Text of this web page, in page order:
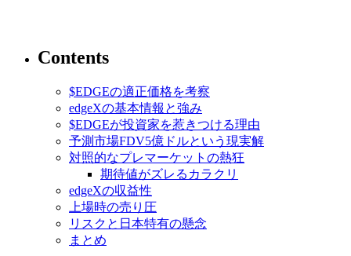
Contents
$EDGEの適正価格を考察
edgeXの基本情報と強み
$EDGEが投資家を惹きつける理由
予測市場FDV5億ドルという現実解
対照的なプレマーケットの熱狂
期待値がズレるカラクリ
edgeXの収益性
上場時の売り圧
リスクと日本特有の懸念
まとめ